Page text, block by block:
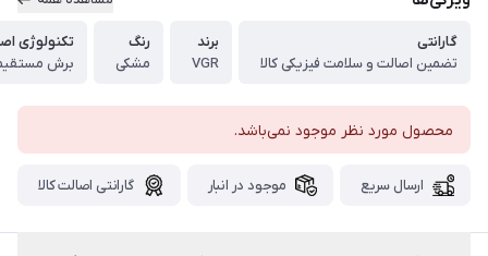
گارانتی
تضمین اصالت و سلامت فیزیکی کالا
برند
VGR
رنگ
مشکی
تکنولوژی
برش
محصول مورد نظر موجود نمی‌باشد.
ارسال سریع موجود در انبار گارانتی اصالت کالا